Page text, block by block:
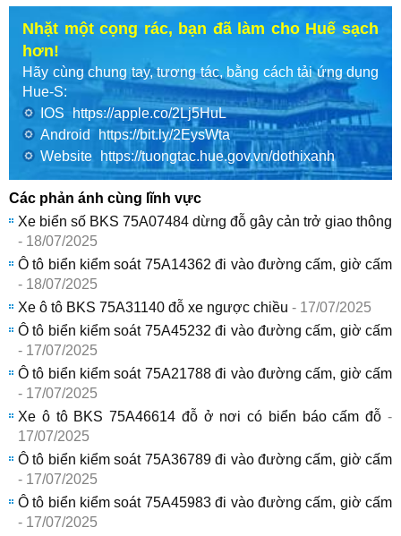
Nhặt một cọng rác, bạn đã làm cho Huế sạch
hơn!
Hãy cùng chung tay, tương tác, bằng cách tải ứng dụng
Hue-S:
IOS
https://apple.co/2Lj5HuL
Android
https://bit.ly/2EysWta
Website
https://tuongtac.hue.gov.vn/dothixanh
Các phản ánh cùng lĩnh vực
Xe biển số BKS 75A07484 dừng đỗ gây cản trở giao thông
- 18/07/2025
Ô tô biển kiểm soát 75A14362 đi vào đường cấm, giờ cấm
- 18/07/2025
Xe ô tô BKS 75A31140 đỗ xe ngược chiều - 17/07/2025
Ô tô biển kiểm soát 75A45232 đi vào đường cấm, giờ cấm
- 17/07/2025
Ô tô biển kiểm soát 75A21788 đi vào đường cấm, giờ cấm
- 17/07/2025
Xe ô tô BKS 75A46614 đỗ ở nơi có biển báo cấm đỗ -
17/07/2025
Ô tô biển kiểm soát 75A36789 đi vào đường cấm, giờ cấm
- 17/07/2025
Ô tô biển kiểm soát 75A45983 đi vào đường cấm, giờ cấm
- 17/07/2025